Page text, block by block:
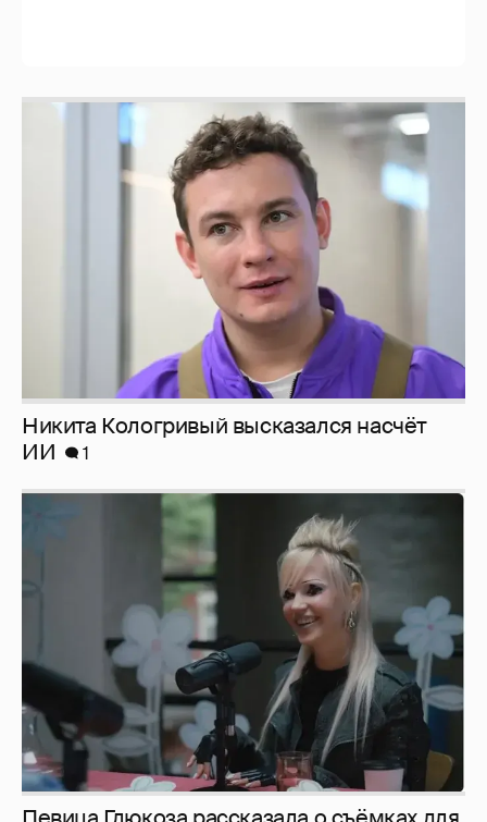
Никита Кологривый высказался насчёт
Певица Глюкоза рассказала о съёмках для
эротического журнала
3